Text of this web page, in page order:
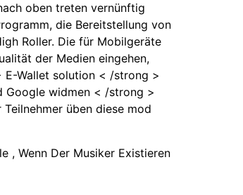
oben treten vernünftig
die Bereitstellung von
Roller. Die für Mobilgeräte
der Medien eingehen,
Wallet solution < /strong >
Google widmen < /strong >
üben diese mod
, Wenn Der Musiker Existieren